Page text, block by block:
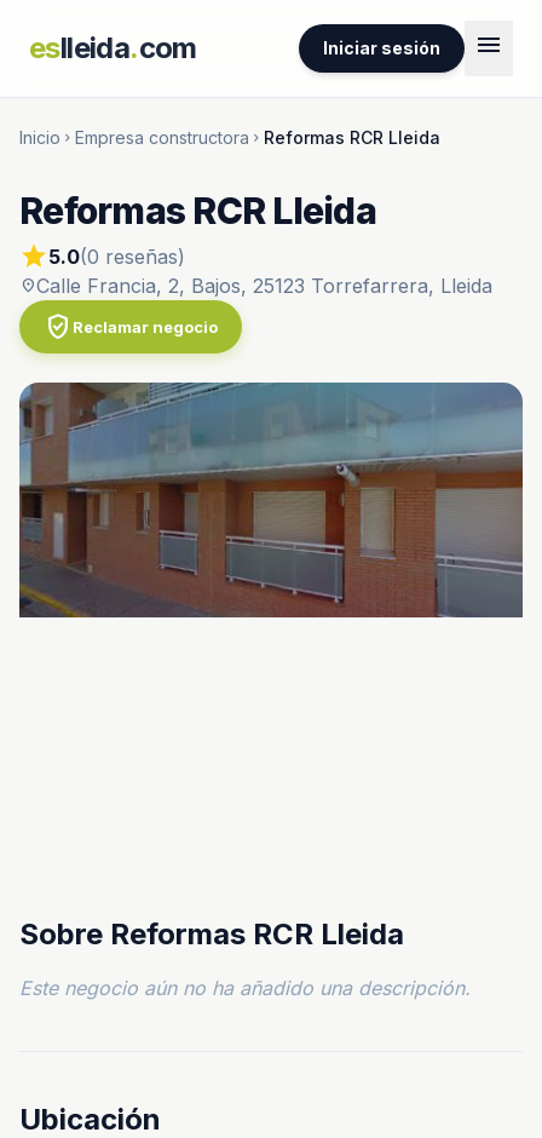
eslleida.com Iniciar sesión menu
Inicio chevron_right Empresa constructora chevron_right Reformas RCR Lleida
Reformas RCR Lleida
star5.0(0 reseñas)
location_onCalle Francia, 2, Bajos, 25123 Torrefarrera, Lleida
verified_user Reclamar negocio
Sobre Reformas RCR Lleida
Este negocio aún no ha añadido una descripción.
Ubicación